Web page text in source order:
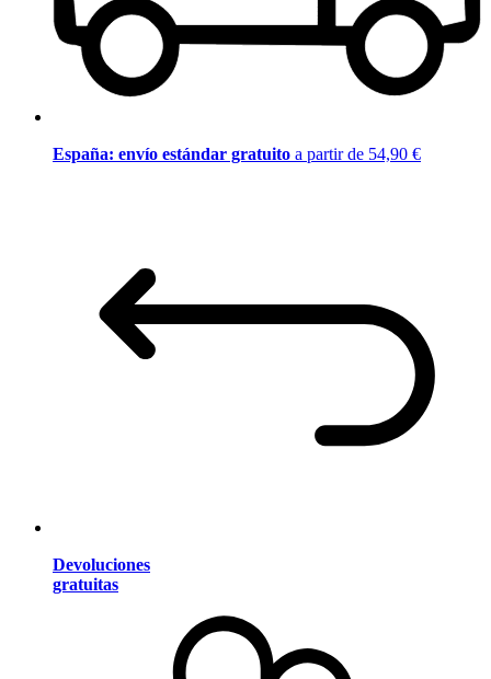
España: envío estándar gratuito a partir de 54,90 €
Devoluciones
gratuitas